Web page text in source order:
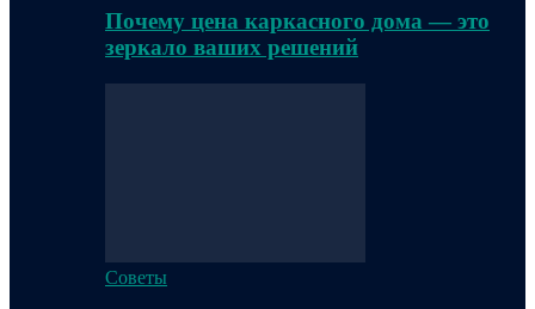
Почему цена каркасного дома — это
зеркало ваших решений
Советы